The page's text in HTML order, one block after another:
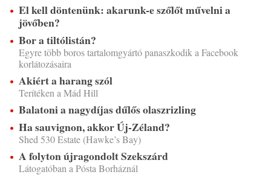
El kell döntenünk: akarunk-e szőlőt művelni a
jövőben?
Bor a tiltólistán?
Egyre több boros tartalomgyártó panaszkodik a Facebook
korlátozásaira
Akiért a harang szól
Terítéken a Mád Hill
Balatoni a nagydíjas dűlős olaszrizling
Ha sauvignon, akkor Új-Zéland?
Shed 530 Estate (Hawke’s Bay)
A folyton újragondolt Szekszárd
Látogatóban a Pósta Borháznál